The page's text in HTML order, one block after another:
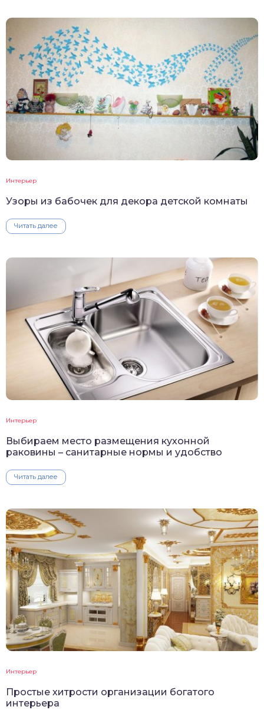
Интерьер
Узоры из бабочек для декора детской комнаты
Читать далее
Интерьер
Выбираем место размещения кухонной
раковины – санитарные нормы и удобство
Читать далее
Интерьер
Простые хитрости организации богатого
интерьера